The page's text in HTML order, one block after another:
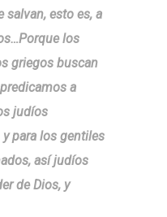
salvan, esto es, a
los
griegos buscan
a
judíos
para los gentiles
así judíos
de Dios, y